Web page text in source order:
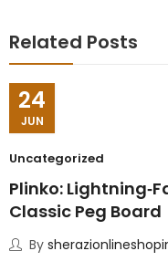
Related Posts
24
JUN
Uncategorized
Plinko:
Classic Peg Board
By